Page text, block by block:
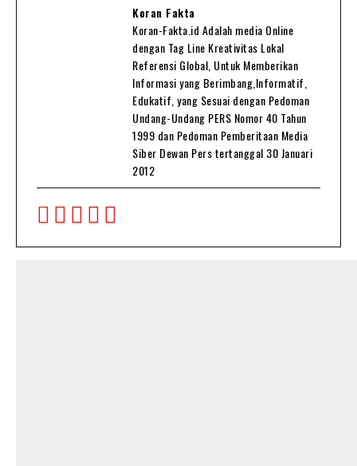
Koran Fakta
Koran-Fakta.id Adalah media Online
dengan Tag Line Kreativitas Lokal
Referensi Global, Untuk Memberikan
Informasi yang Berimbang,Informatif,
Edukatif, yang Sesuai dengan Pedoman
Undang-Undang PERS Nomor 40 Tahun
1999 dan Pedoman Pemberitaan Media
Siber Dewan Pers tertanggal 30 Januari
2012